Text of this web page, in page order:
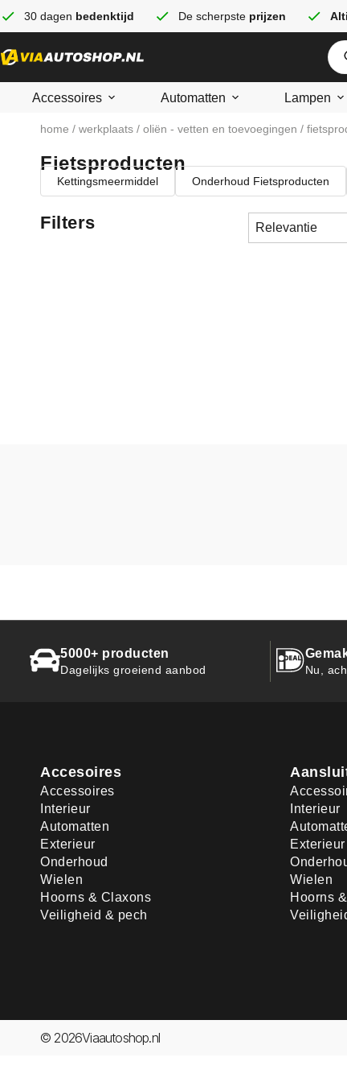
30 dagen bedenktijd De scherpste prijzen
Accessoires Automatten Lampen
home / werkplaats / oliën - vetten en toevoegingen /
Fietsproducten
Kettingsmeermiddel Onderhoud Fietsproducten
Filters Sorteren
Sort content
Sort content
5000+ producten
Dagelijks groeiend aanbod Nu,
Accesoires
Accessoires
Interieur
Automatten
Exterieur
Onderhoud
Wielen
Hoorns & Claxons
Veiligheid & pech
Interieur
Exterieur
Wielen
Hoorns
© 2026Viaautoshop.nl